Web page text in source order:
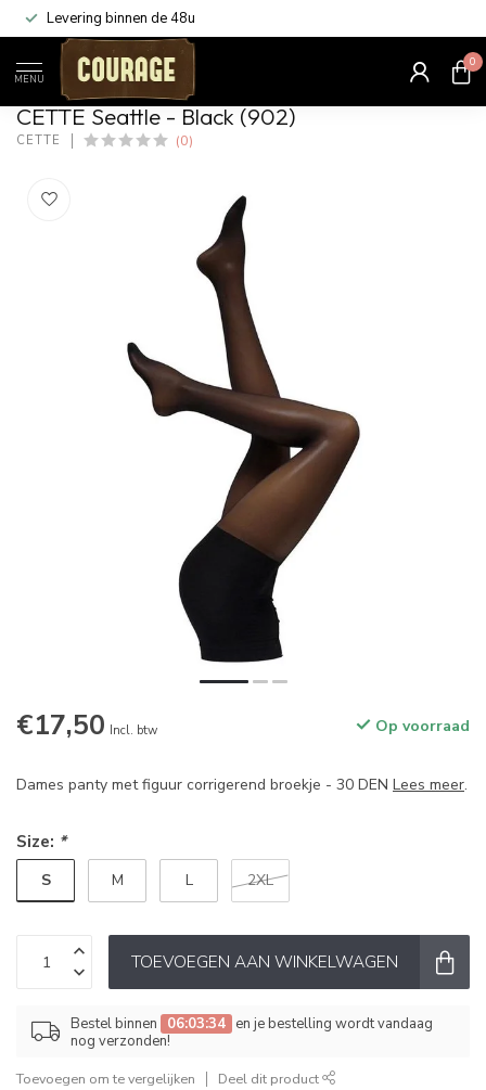
Levering binnen de 48u
MENU
0
Home Seattle - Black (902)
CETTE Seattle - Black (902)
CETTE (0)
€17,50 Incl. btw Op voorraad
Dames panty met figuur corrigerend broekje - 30 DEN Lees meer.
Size: *
S M L 2XL
TOEVOEGEN AAN WINKELWAGEN
Bestel binnen 06:03:34 en je bestelling wordt vandaag
nog verzonden!
Toevoegen om te vergelijken Deel dit product